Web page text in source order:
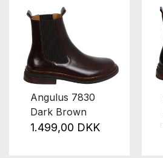
Angulus 7830
Dark Brown
1.499,00 DKK